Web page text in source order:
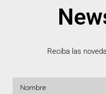
Reciba las